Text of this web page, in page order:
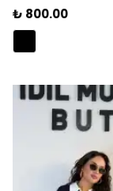
₺ 800.00